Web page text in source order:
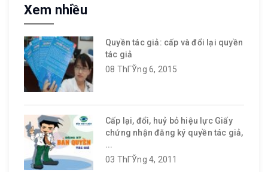
Xem nhiều
Quyền tác giả: cấp và đổi lại quyền
tác giả
08 ThГЎng 6, 2015
Cấp lại, đổi, huỷ bỏ hiệu lực Giấy
chứng nhận đăng ký quyền tác giả,
...
03 ThГЎng 4, 2011